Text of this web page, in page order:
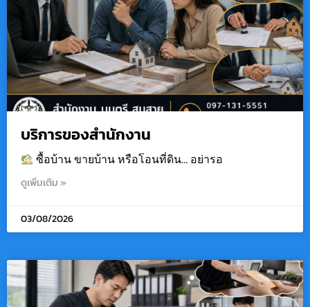
บริการของสำนักงาน
ซื้อบ้าน ขายบ้าน หรือโอนที่ดิน… อย่ารอ
ดูเพิ่มเติม »
03/08/2026